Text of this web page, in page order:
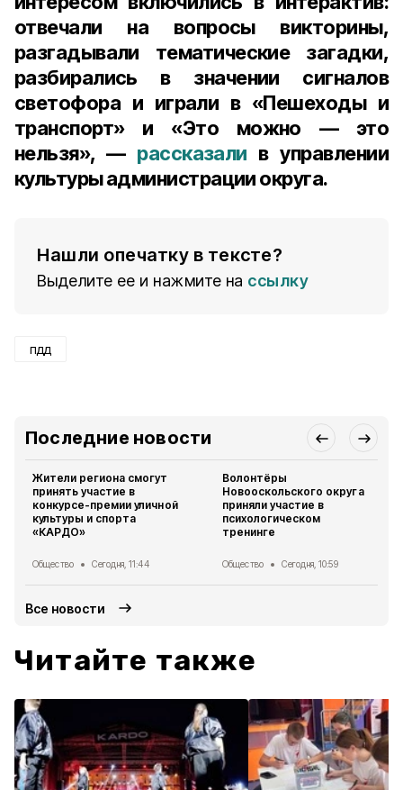
отвечали на вопросы викторины,
разгадывали тематические загадки,
разбирались в значении сигналов
светофора и играли в «Пешеходы и
транспорт» и «Это можно — это
нельзя», — рассказали в управлении
культуры администрации округа.
Нашли опечатку в тексте?
Выделите ее и нажмите на ссылку
пдд
Последние новости
Жители региона смогут
принять участие в
конкурсе-премии уличной
культуры и спорта
«КАРДО»
Общество Сегодня, 11:44
Волонтёры
Новооскольского округа
приняли участие в
психологическом
тренинге
Общество Сегодня, 10:59
Все новости
Читайте также